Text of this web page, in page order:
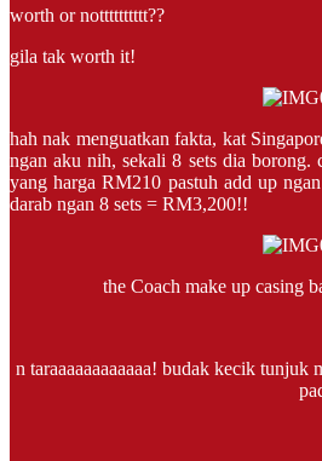
worth or notttttttttt??
gila tak worth it!
hah nak menguatkan fakta, kat
ngan aku nih, sekali 8 sets dia borong.
yang harga RM210 pastuh add up
darab ngan 8 sets = RM3,200!!
the Coach make up casing
n taraaaaaaaaaaaa! budak kecik